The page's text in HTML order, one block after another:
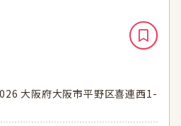
大阪府大阪市平野区喜連西1-